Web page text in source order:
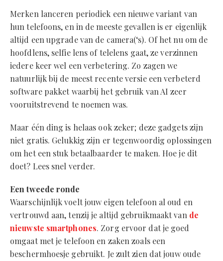
Merken lanceren periodiek een nieuwe variant van
hun telefoons, en in de meeste gevallen is er eigenlijk
altijd een upgrade van de camera(‘s). Of het nu om de
hoofdlens, selfie lens of telelens gaat, ze verzinnen
iedere keer wel een verbetering. Zo zagen we
natuurlijk bij de meest recente versie een verbeterd
software pakket waarbij het gebruik van AI zeer
vooruitstrevend te noemen was.
Maar één ding is helaas ook zeker; deze gadgets zijn
niet gratis. Gelukkig zijn er tegenwoordig oplossingen
om het een stuk betaalbaarder te maken. Hoe je dit
doet? Lees snel verder.
Een tweede ronde
Waarschijnlijk voelt jouw eigen telefoon al oud en
vertrouwd aan, tenzij je altijd gebruikmaakt van de
nieuwste smartphones. Zorg ervoor dat je goed
omgaat met je telefoon en zaken zoals een
beschermhoesje gebruikt. Je zult zien dat jouw oude